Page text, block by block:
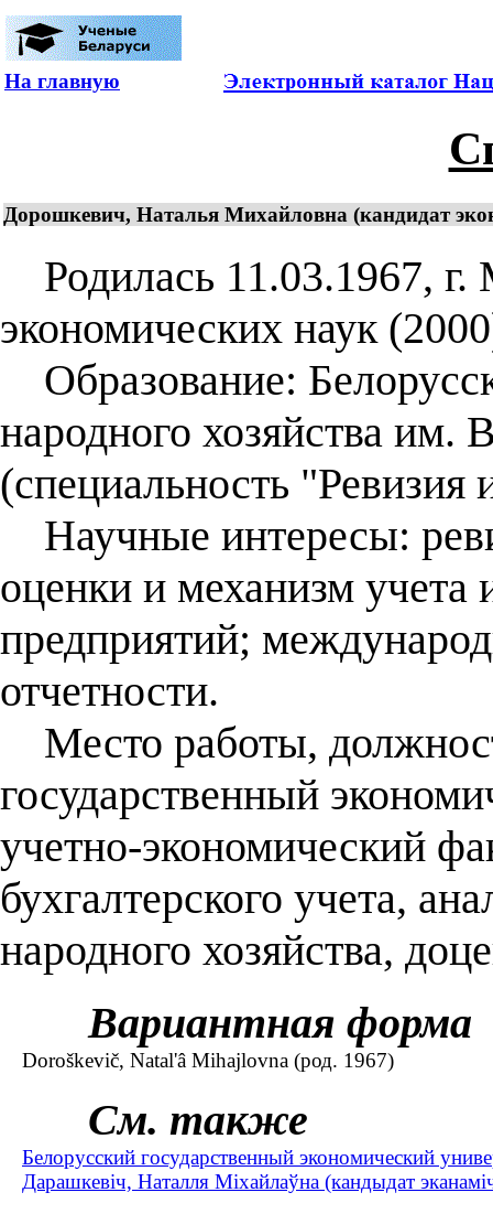
На главную
Дорошкевич, Наталья Михайловна (кандидат
Родилась 11.03.1967,
экономических наук
Образование:
народного хозяйства
(специальность "Ревизия
Научные интересы:
оценки и механизм учета
предприятий;
отчетности.
Место работы,
государственный
учетно-экономический
бухгалтерского учета,
народного хозяйства,
Вариантная форма
Doroškevič, Natal'â Mihajlovna (род. 1967)
См. также
Белорусский государственный экономический
Дарашкевіч, Наталля Міхайлаўна (кандыдат